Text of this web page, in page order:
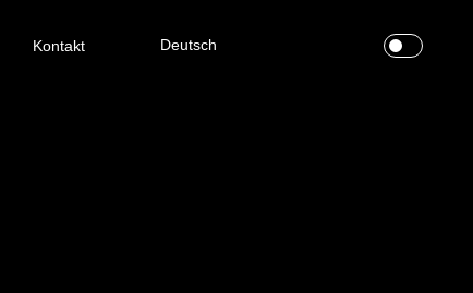
Kontakt Deutsch